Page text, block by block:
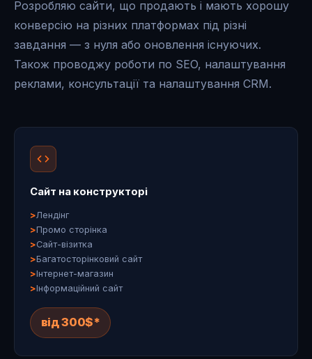
Розробляю сайти, що продають і мають хорошу
конверсію на різних платформах під різні
завдання — з нуля або оновлення існуючих.
Також проводжу роботи по SEO, налаштування
реклами, консультації та налаштування CRM.
Сайт на конструкторі
Лендінг
Промо сторінка
Сайт-візитка
Багатосторінковий сайт
Інтернет-магазин
Інформаційний сайт
від 300$*